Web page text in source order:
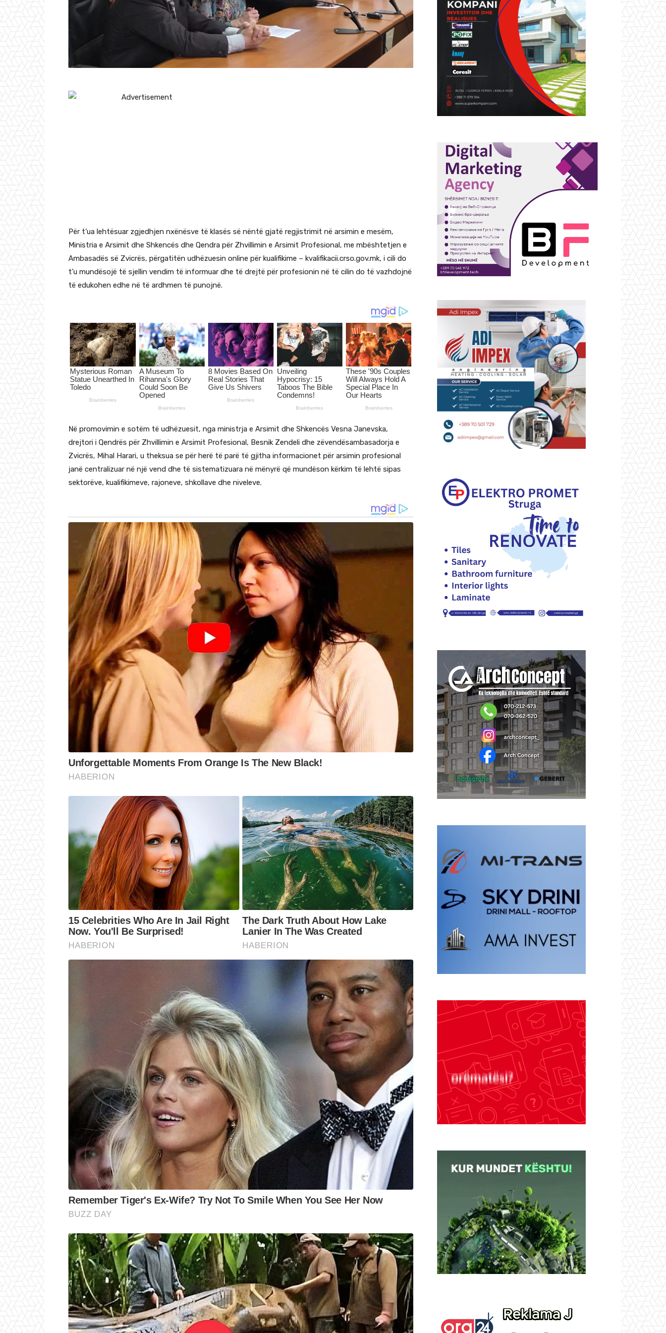
Për t’ua lehtësuar zgjedhjen nxënësve të klasës së nëntë gjatë regjistrimit në arsimin e mesëm,
Ministria e Arsimit dhe Shkencës dhe Qendra për Zhvillimin e Arsimit Profesional, me mbështetjen e
Ambasadës së Zvicrës, përgatitën udhëzuesin online për kualifikime – kvalifikacii.crso.gov.mk, i cili do
t’u mundësojë të sjellin vendim të informuar dhe të drejtë për profesionin në të cilin do të vazhdojnë
të edukohen edhe në të ardhmen të punojnë.
Në promovimin e sotëm të udhëzuesit, nga ministrja e Arsimit dhe Shkencës Vesna Janevska,
drejtori i Qendrës për Zhvillimin e Arsimit Profesional, Besnik Zendeli dhe zëvendësambasadorja e
Zvicrës, Mihal Harari, u theksua se për herë të parë të gjitha informacionet për arsimin profesional
janë centralizuar në një vend dhe të sistematizuara në mënyrë që mundëson kërkim të lehtë sipas
sektorëve, kualifikimeve, rajoneve, shkollave dhe niveleve.